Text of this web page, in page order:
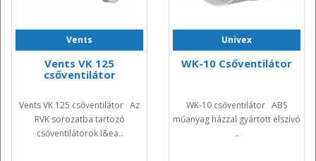
Vents
Vents VK 125
csőventilátor
Vents VK 125 csőventilátor Az
RVK sorozatba tartozó
csőventilátorok l&ea..
Univex
WK-10 Csőventilátor
WK-10 csőventilátor ABS
műanyag házzal gyártott elszívó
..